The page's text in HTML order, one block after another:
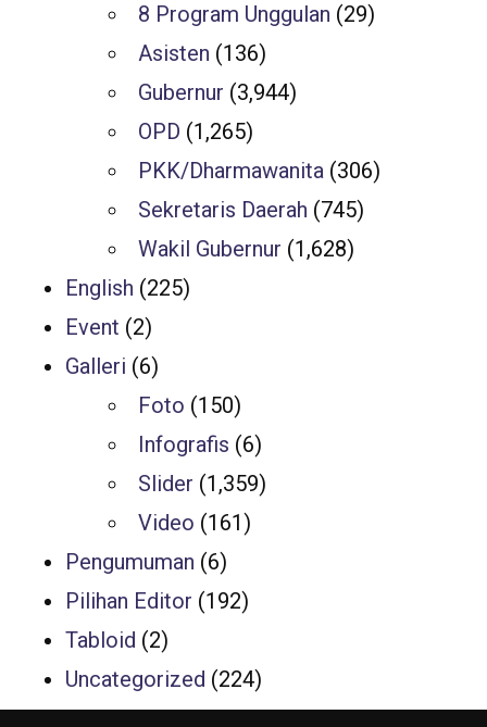
8 Program Unggulan (29)
Asisten (136)
Gubernur (3,944)
OPD (1,265)
PKK/Dharmawanita (306)
Sekretaris Daerah (745)
Wakil Gubernur (1,628)
English (225)
Event (2)
Galleri (6)
Foto (150)
Infografis (6)
Slider (1,359)
Video (161)
Pengumuman (6)
Pilihan Editor (192)
Tabloid (2)
Uncategorized (224)